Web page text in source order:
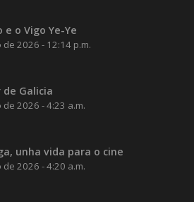
o Vigo Ye-Ye
de 2026 - 12:14 p.m.
Galicia
de 2026 - 4:23 a.m.
unha vida para o cine
de 2026 - 4:20 a.m.